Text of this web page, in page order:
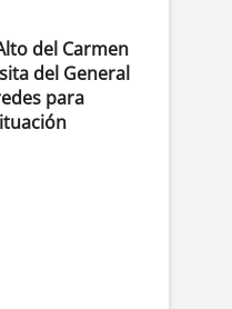
del Carmen
del General
para